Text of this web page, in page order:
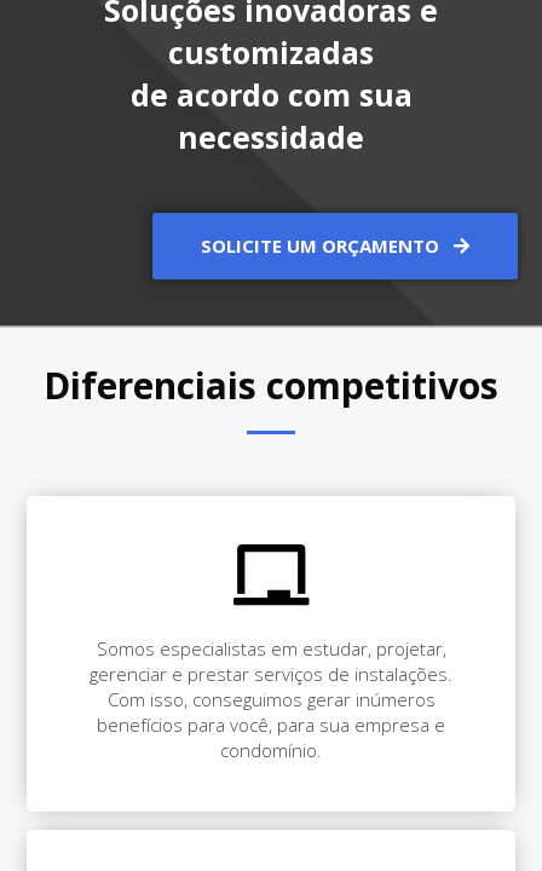
Soluções inovadoras e
customizadas
de acordo com sua
necessidade
SOLICITE UM ORÇAMENTO
Diferenciais competitivos
Somos especialistas em estudar, projetar,
gerenciar e prestar serviços de instalações.
Com isso, conseguimos gerar inúmeros
benefícios para você, para sua empresa e
condomínio.